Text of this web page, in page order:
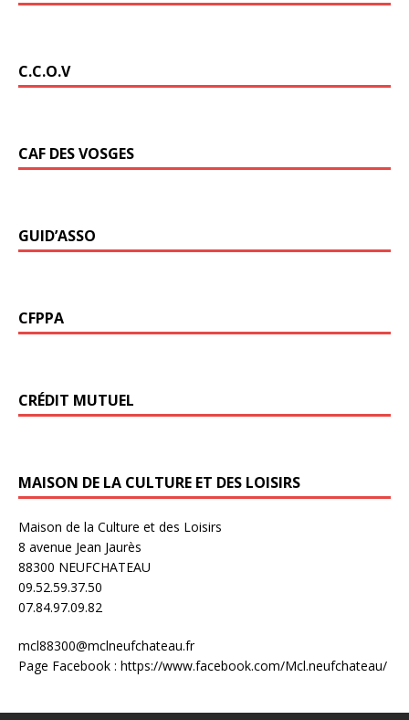
C.C.O.V
CAF DES VOSGES
GUID’ASSO
CFPPA
CRÉDIT MUTUEL
MAISON DE LA CULTURE ET DES LOISIRS
Maison de la Culture et des Loisirs
8 avenue Jean Jaurès
88300 NEUFCHATEAU
09.52.59.37.50
07.84.97.09.82
mcl88300@mclneufchateau.fr
Page Facebook : https://www.facebook.com/Mcl.neufchateau/